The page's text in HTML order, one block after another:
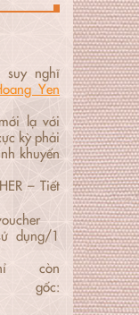
suy nghĩ
Yen
lạ với
kỳ phải
khuyến
– Tiết
dụng/1
còn
gốc: